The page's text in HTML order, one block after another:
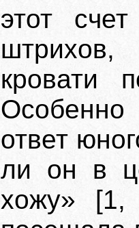
этот
кровати
Особенно
ответ
ли он в
хожу» [1,